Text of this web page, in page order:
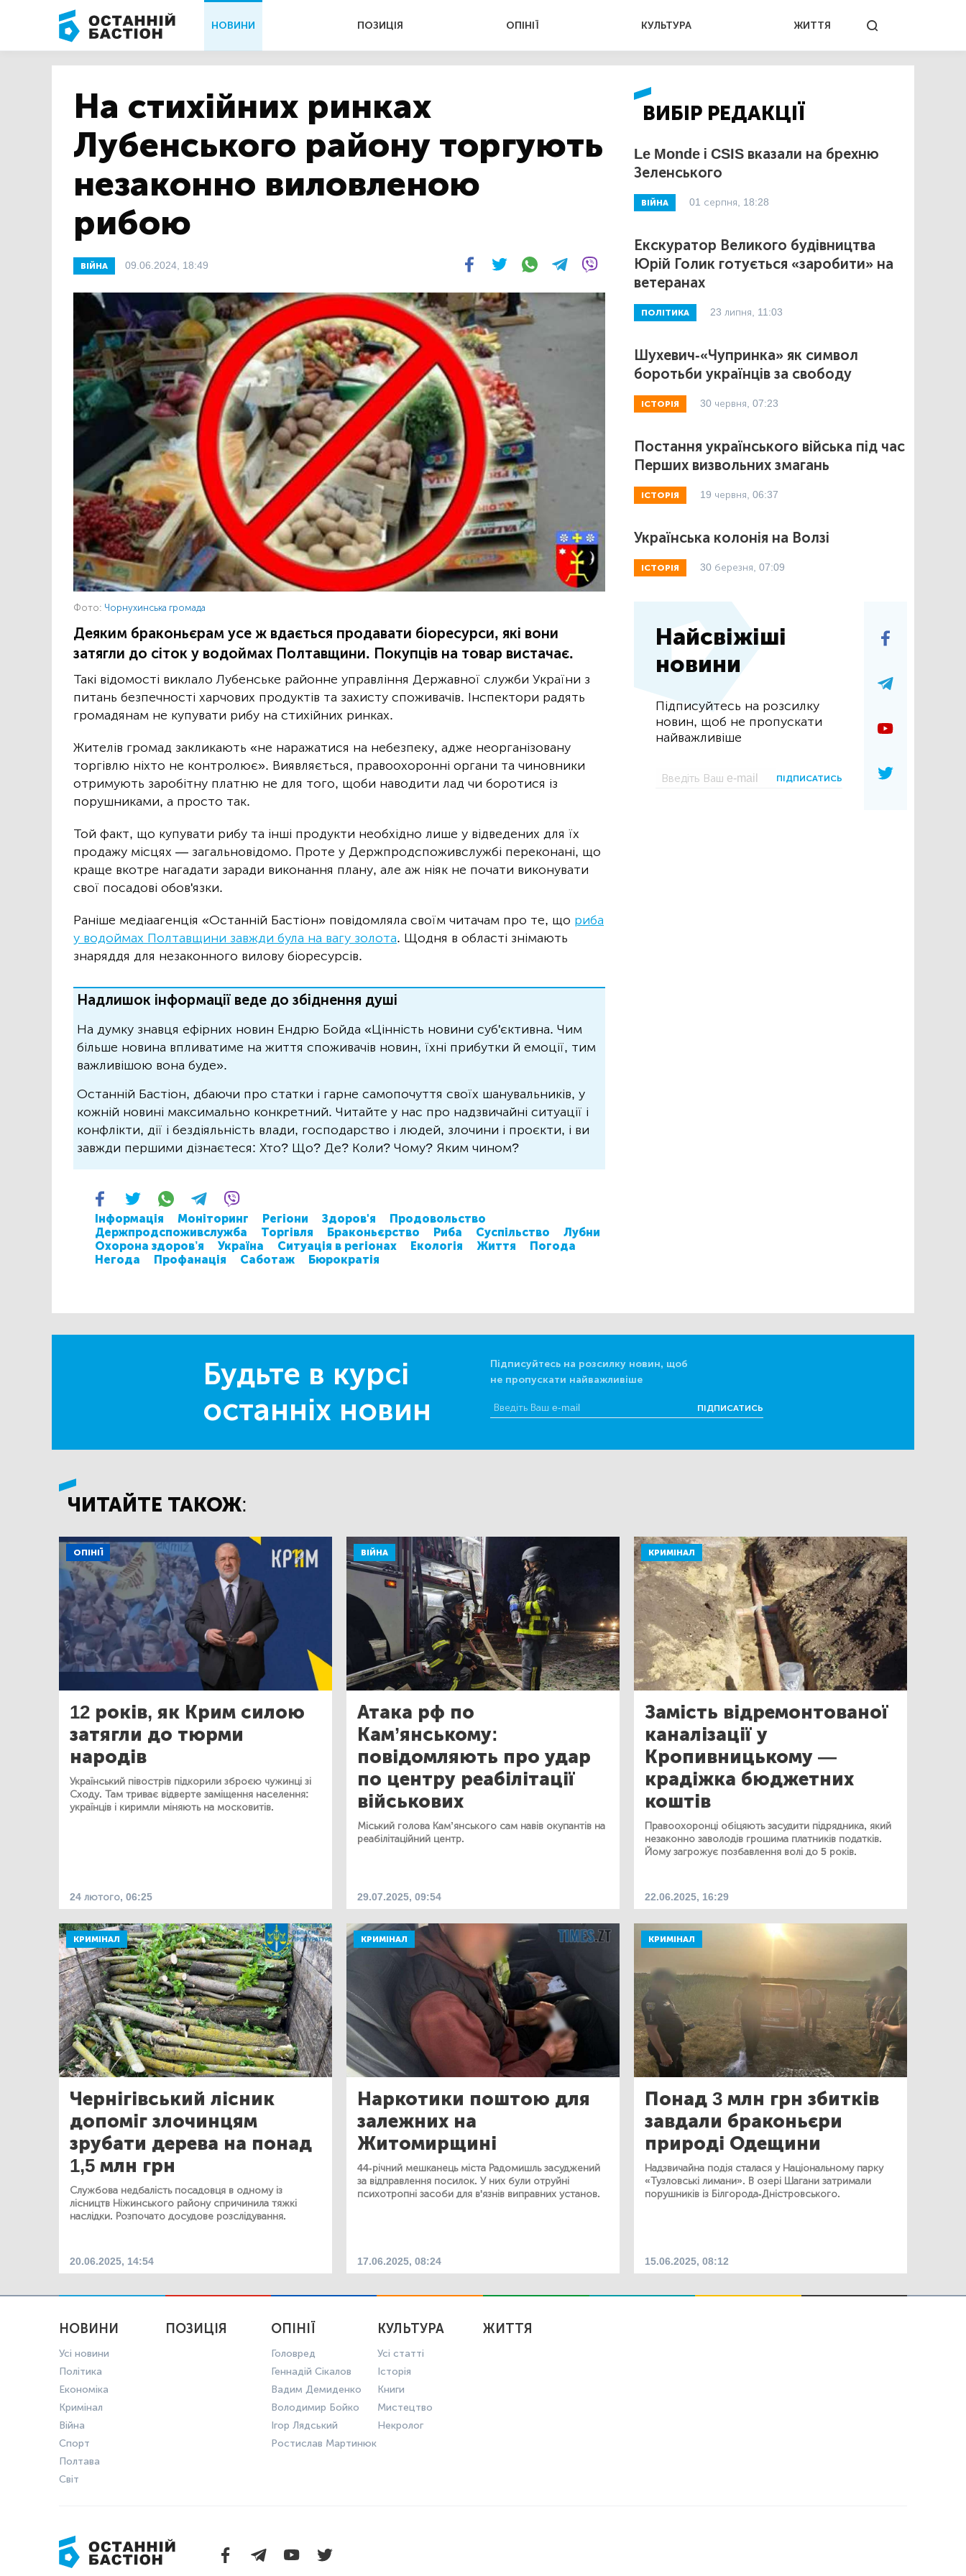
НОВИНИ ПОЗИЦІЯ ОПІНІЇ КУЛЬТУРА ЖИТТЯ
На стихійних ринках
Лубенського району торгують
незаконно виловленою
рибою
ВІЙНА 09.06.2024, 18:49
Фото: Чорнухинська громада
Деяким браконьєрам усе ж вдається продавати біоресурси, які вони
затягли до сіток у водоймах Полтавщини. Покупців на товар вистачає.
Такі відомості виклало Лубенське районне управління Державної служби України з
питань безпечності харчових продуктів та захисту споживачів. Інспектори радять
громадянам не купувати рибу на стихійних ринках.
Жителів громад закликають «не наражатися на небезпеку, адже неорганізовану
торгівлю ніхто не контролює». Виявляється, правоохоронні органи та чиновники
отримують заробітну платню не для того, щоби наводити лад чи боротися із
порушниками, а просто так.
Той факт, що купувати рибу та інші продукти необхідно лише у відведених для їх
продажу місцях — загальновідомо. Проте у Держпродспоживслужбі переконані, що
краще вкотре нагадати заради виконання плану, але аж ніяк не почати виконувати
свої посадові обов'язки.
Раніше медіаагенція «Останній Бастіон» повідомляла своїм читачам про те, що риба
у водоймах Полтавщини завжди була на вагу золота. Щодня в області знімають
знаряддя для незаконного вилову біоресурсів.
Надлишок інформації веде до збіднення душі
На думку знавця ефірних новин Ендрю Бойда «Цінність новини суб'єктивна. Чим
більше новина впливатиме на життя споживачів новин, їхні прибутки й емоції, тим
важливішою вона буде».
Останній Бастіон, дбаючи про статки і гарне самопочуття своїх шанувальників, у
кожній новині максимально конкретний. Читайте у нас про надзвичайні ситуації і
конфлікти, дії і бездіяльність влади, господарство і людей, злочини і проєкти, і ви
завжди першими дізнаєтеся: Хто? Що? Де? Коли? Чому? Яким чином?
Інформація Моніторинг Регіони Здоров'я
Продовольство
Держпродспоживслужба
Торгівля Браконьєрство Риба Суспільство
Лубни
Охорона здоров’я
Україна Ситуація в регіонах Екологія Життя
Погода
Негода
Профанація Саботаж Бюрократія
ВИБІР РЕДАКЦІЇ
Le Monde і CSIS вказали на брехню
Зеленського
ВІЙНА 01 серпня, 18:28
Екскуратор Великого будівництва
Юрій Голик готується «заробити» на
ветеранах
ПОЛІТИКА 23 липня, 11:03
Шухевич-«Чупринка» як символ
боротьби українців за свободу
ІСТОРІЯ 30 червня, 07:23
Постання українського війська під час
Перших визвольних змагань
ІСТОРІЯ 19 червня, 06:37
Українська колонія на Волзі
ІСТОРІЯ 30 березня, 07:09
Найсвіжіші
новини
Підписуйтесь на розсилку
новин, щоб не пропускати
найважливіше
ПІДПИСАТИСЬ
Будьте в курсі
останніх новин
Підписуйтесь на розсилку новин, щоб
не пропускати найважливіше
ПІДПИСАТИСЬ
ЧИТАЙТЕ ТАКОЖ:
ОПІНІЇ
12 років, як Крим силою
затягли до тюрми
народів
Український півострів підкорили зброєю чужинці зі
Сходу. Там триває відверте заміщення населення:
українців і киримли міняють на московитів.
24 лютого, 06:25
ВІЙНА
Атака рф по
Кам’янському:
повідомляють про удар
по центру реабілітації
військових
Міський голова Кам’янського сам навів окупантів на
реабілітаційний центр.
29.07.2025, 09:54
КРИМІНАЛ
Замість відремонтованої
каналізації у
Кропивницькому —
крадіжка бюджетних
коштів
Правоохоронці обіцяють засудити підрядника, який
незаконно заволодів грошима платників податків.
Йому загрожує позбавлення волі до 5 років.
22.06.2025, 16:29
КРИМІНАЛ
Чернігівський лісник
допоміг злочинцям
зрубати дерева на понад
1,5 млн грн
Службова недбалість посадовця в одному із
лісництв Ніжинського району спричинила тяжкі
наслідки. Розпочато досудове розслідування.
20.06.2025, 14:54
КРИМІНАЛ
Наркотики поштою для
залежних на
Житомирщині
44-річний мешканець міста Радомишль засуджений
за відправлення посилок. У них були отруйні
психотропні засоби для в'язнів виправних установ.
17.06.2025, 08:24
КРИМІНАЛ
Понад 3 млн грн збитків
завдали браконьєри
природі Одещини
Надзвичайна подія сталася у Національному парку
«Тузловські лимани». В озері Шагани затримали
порушників із Білгорода-Дністровського.
15.06.2025, 08:12
НОВИНИ
Усі новини
Політика
Економіка
Кримінал
Війна
Спорт
Полтава
Світ
ПОЗИЦІЯ ОПІНІЇ
Головред
Геннадій Сікалов
Вадим Демиденко
Володимир Бойко
Ігор Лядський
Ростислав Мартинюк
КУЛЬТУРА
Усі статті
Історія
Книги
Мистецтво
Некролог
ЖИТТЯ